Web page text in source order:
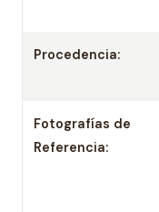
Procedencia:
Fotografías de
Referencia: